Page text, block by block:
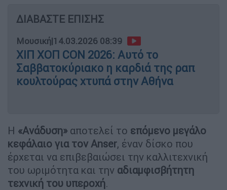
ΔΙΑΒΑΣΤΕ ΕΠΙΣΗΣ
Μουσική|14.03.2026 08:39
ΧΙΠ ΧΟΠ CON 2026: Αυτό το
Σαββατοκύριακο η καρδιά της ραπ
κουλτούρας χτυπά στην Αθήνα
Η «Ανάδυση» αποτελεί το επόμενο μεγάλο
κεφάλαιο για τον Anser, έναν δίσκο που
έρχεται να επιβεβαιώσει την καλλιτεχνική
του ωριμότητα και την αδιαμφισβήτητη
τεχνική του υπεροχή.